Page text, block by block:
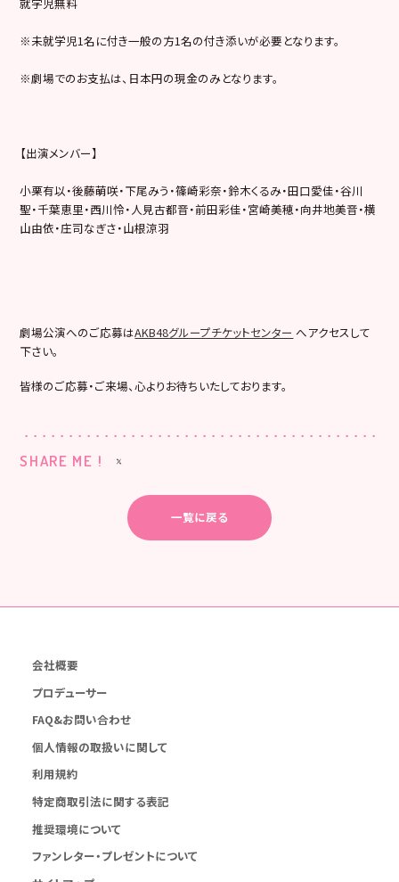
※未就学児1名に付き一般の方1名の付き添いが必要となります。
※劇場でのお支払は、日本円の現金のみとなります。
【出演メンバー】
小栗有以・後藤萌咲・下尾みう・篠崎彩奈・鈴木くるみ・田口愛佳・谷川
聖・千葉恵里・西川怜・人見古都音・前田彩佳・宮崎美穂・向井地美音・横
山由依・庄司なぎさ・山根涼羽
劇場公演へのご応募はAKB48グループチケットセンター へアクセスして
下さい。
皆様のご応募・ご来場、心よりお待ちいたしております。
SHARE ME !
一覧に戻る
会社概要
プロデューサー
FAQ&お問い合わせ
個人情報の取扱いに関して
利用規約
特定商取引法に関する表記
推奨環境について
ファンレター・プレゼントについて